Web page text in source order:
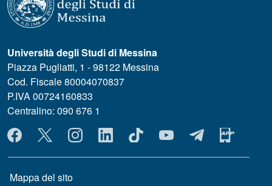
Università degli Studi di Messina
Piazza Pugliatti, 1 - 98122 Messina
Cod. Fiscale 80004070837
P.IVA 00724160833
Centralino: 090 676 1
MENÙ SOCIAL
MENÙ FOOTER 1
Mappa del sito